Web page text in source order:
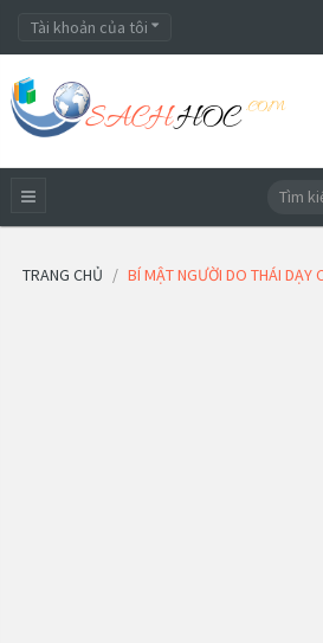
Tài khoản của tôi
TRANG CHỦ BÍ MẬT NGƯỜI DO THÁI DẠY